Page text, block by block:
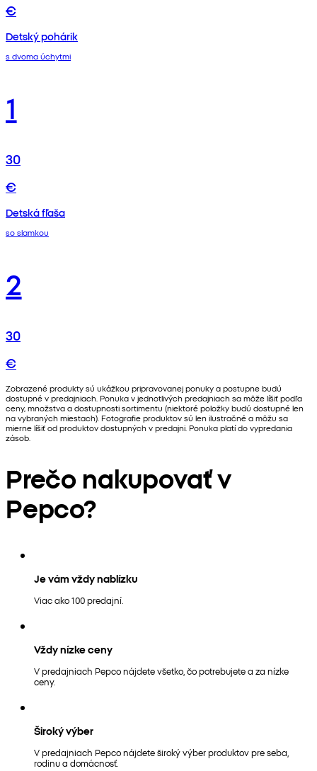
€
Detský pohárik
s dvoma úchytmi
1
30
€
Detská fľaša
so slamkou
2
30
€
Zobrazené produkty sú ukážkou pripravovanej ponuky a postupne budú
dostupné v predajniach. Ponuka v jednotlivých predajniach sa môže líšiť podľa
ceny, množstva a dostupnosti sortimentu (niektoré položky budú dostupné len
na vybraných miestach). Fotografie produktov sú len ilustračné a môžu sa
mierne líšiť od produktov dostupných v predajni. Ponuka platí do vypredania
zásob.
Prečo nakupovať v
Pepco?
Je vám vždy nablízku
Viac ako 100 predajní.
Vždy nízke ceny
V predajniach Pepco nájdete všetko, čo potrebujete a za nízke
ceny.
Široký výber
V predajniach Pepco nájdete široký výber produktov pre seba,
rodinu a domácnosť.